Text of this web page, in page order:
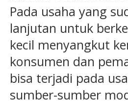
Pada usaha yang
lanjutan untuk
kecil menyangkut
konsumen dan
bisa terjadi pada
sumber-sumber